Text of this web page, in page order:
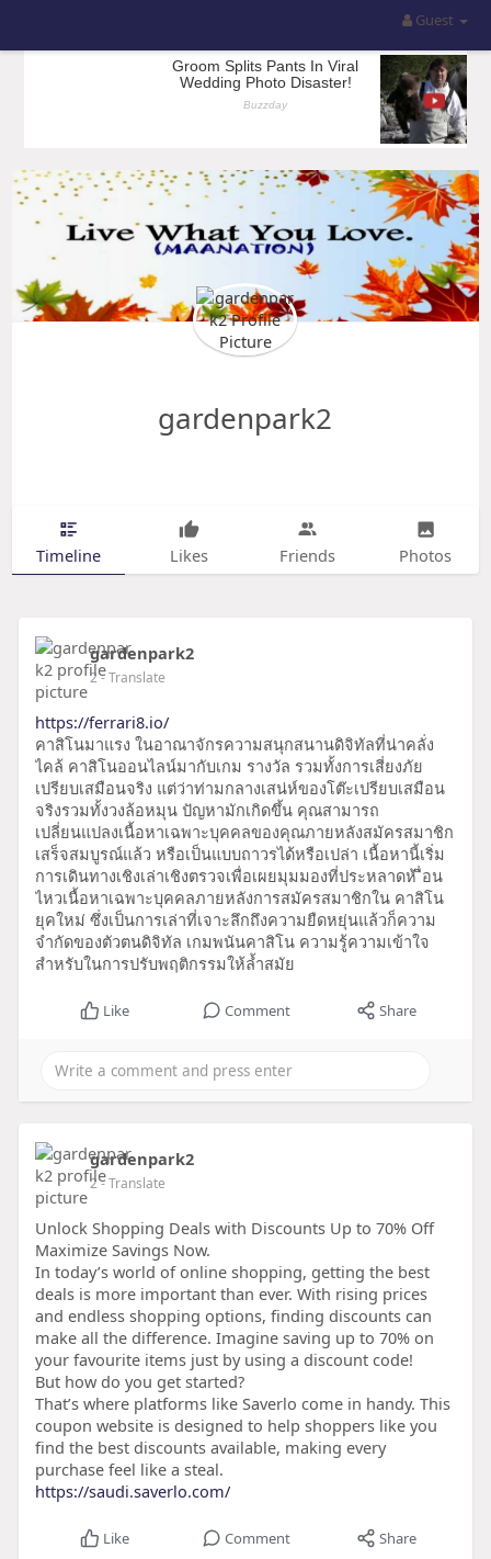
Guest
gardenpark2
Timeline Likes Friends Photos
gardenpark2
2- Translate
https://ferrari8.io/
คาสิโนมาแรง ในอาณาจักรความสนุกสนานดิจิทัลที่น่าคลั่ง
ไคล้ คาสิโนออนไลน์มากับเกม รางวัล รวมทั้งการเสี่ยงภัย
เปรียบเสมือนจริง แต่ว่าท่ามกลางเสน่ห์ของโต๊ะเปรียบเสมือน
จริงรวมทั้งวงล้อหมุน ปัญหามักเกิดขึ้น คุณสามารถ
เปลี่ยนแปลงเนื้อหาเฉพาะบุคคลของคุณภายหลังสมัครสมาชิก
เสร็จสมบูรณ์แล้ว หรือเป็นแบบถาวรได้หรือเปล่า เนื้อหานี้เริ่ม
การเดินทางเชิงเล่าเชิงตรวจเพื่อเผยมุมมองที่ประหลาดห้ ื่อน
ไหวเนื้อหาเฉพาะบุคคลภายหลังการสมัครสมาชิกใน คาสิโน
ยุคใหม่ ซึ่งเป็นการเล่าที่เจาะลึกถึงความยืดหยุ่นแล้วก็ความ
จำกัดของตัวตนดิจิทัล เกมพนันคาสิโน ความรู้ความเข้าใจ
สำหรับในการปรับพฤติกรรมให้ล้ำสมัย
Like Comment Share
gardenpark2
2- Translate
Unlock Shopping Deals with Discounts Up to 70% Off
Maximize Savings Now.
In today’s world of online shopping, getting the best
deals is more important than ever. With rising prices
and endless shopping options, finding discounts can
make all the difference. Imagine saving up to 70% on
your favourite items just by using a discount code!
But how do you get started?
That’s where platforms like Saverlo come in handy. This
coupon website is designed to help shoppers like you
find the best discounts available, making every
purchase feel like a steal.
https://saudi.saverlo.com/
Like Comment Share